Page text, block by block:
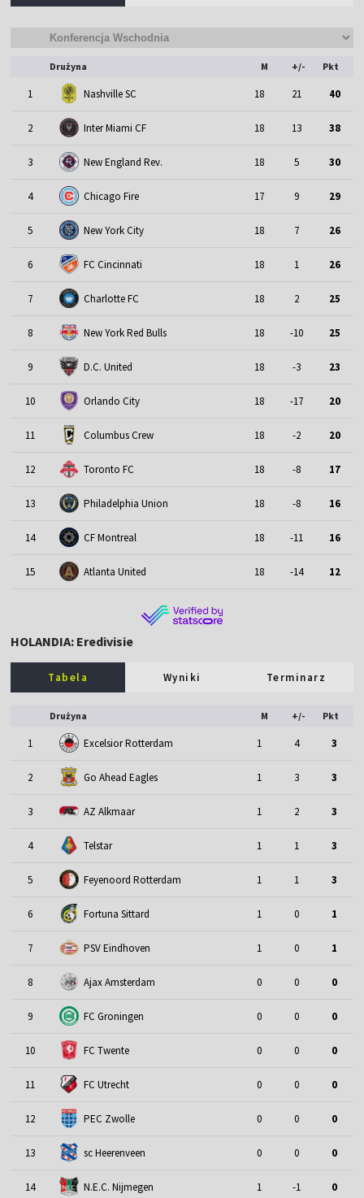
Drużyna M +/- Pkt
1 Nashville SC 18 21 40
2 Inter Miami CF 18 13 38
3 New England Rev. 18 5 30
4 Chicago Fire 17 9 29
5 New York City 18 7 26
6 FC Cincinnati 18 1 26
7 Charlotte FC 18 2 25
8 New York Red Bulls 18 -10 25
9 D.C. United 18 -3 23
10 Orlando City 18 -17 20
11 Columbus Crew 18 -2 20
12 Toronto FC 18 -8 17
13 Philadelphia Union 18 -8 16
14 CF Montreal 18 -11 16
15 Atlanta United 18 -14 12
HOLANDIA: Eredivisie
Tabela Wyniki Terminarz
Drużyna M +/- Pkt
1 Excelsior Rotterdam 1 4 3
2 Go Ahead Eagles 1 3 3
3 AZ Alkmaar 1 2 3
4 Telstar 1 1 3
5 Feyenoord Rotterdam 1 1 3
6 Fortuna Sittard 1 0 1
7 PSV Eindhoven 1 0 1
8 Ajax Amsterdam 0 0 0
9 FC Groningen 0 0 0
10 FC Twente 0 0 0
11 FC Utrecht 0 0 0
12 PEC Zwolle 0 0 0
13 sc Heerenveen 0 0 0
14 N.E.C. Nijmegen 1 -1 0